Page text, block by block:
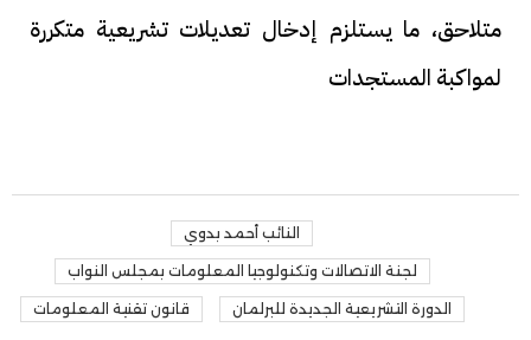
متلاحق، ما يستلزم إدخال تعديلات تشريعية متكررة
لمواكبة المستجدات
النائب أحمد بدوي
لجنة الاتصالات وتكنولوجيا المعلومات بمجلس النواب
الدورة التشريعية الجديدة للبرلمان قانون تقنية المعلومات